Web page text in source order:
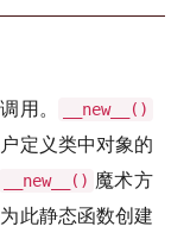
用。 __new__()
定义类中对象的
__new__() 魔术方
此静态函数创建